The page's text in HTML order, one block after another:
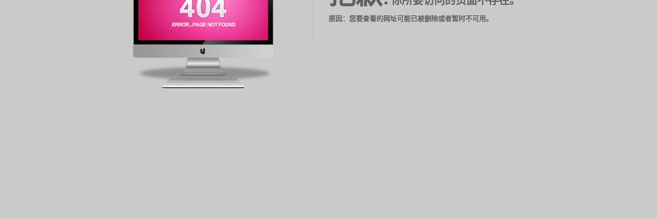
原因：您要查看的网址可能已被删除或者暂时不可用。